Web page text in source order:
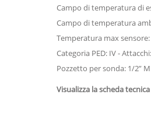
Campo di temperatura di
Campo di temperatura
Temperatura max
Categoria PED: IV -
Pozzetto per sonda: 1/2”
Visualizza la scheda